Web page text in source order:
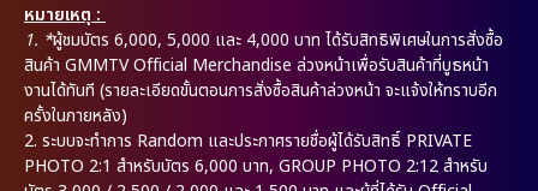
หมายเหตุ :
1. *ผู้ชมบัตร 6,000, 5,000 และ 4,000 บาท ได้รับสิทธิพิเศษในการสั่งซื้อ
สินค้า GMMTV Official Merchandise ล่วงหน้าเพื่อรับสินค้าที่บูธหน้า
งานได้ทันที (รายละเอียดขั้นตอนการสั่งซื้อสินค้าล่วงหน้า จะแจ้งให้ทราบอีก
ครั้งในภายหลัง)
2. ระบบจะทำการ Random และประกาศรายชื่อผู้ได้รับสิทธิ์ PRIVATE
PHOTO 2:1 สำหรับบัตร 6,000 บาท, GROUP PHOTO 2:12 สำหรับ